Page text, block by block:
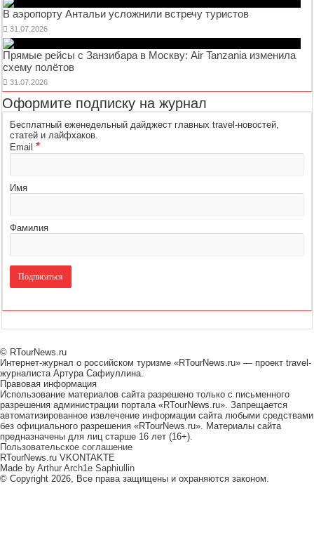
В аэропорту Антальи усложнили встречу туристов
31.07.2026
Прямые рейсы с Занзибара в Москву: Air Tanzania изменила
схему полётов
31.07.2026
Оформите подписку на журнал
Бесплатный еженедельный дайджест главных travel-новостей,
статей и лайфхаков.
Email*
Имя
Фамилия
© RTourNews.ru
Интернет-журнал о российском туризме «RTourNews.ru» — проект travel-
журналиста Артура Сафиуллина.
Правовая информация
Использование материалов сайта разрешено только с письменного
разрешения администрации портала «RTourNews.ru». Запрещается
автоматизированное извлечение информации сайта любыми средствами
без официального разрешения «RTourNews.ru». Материалы сайта
предназначены для лиц старше 16 лет (16+).
Пользовательское соглашение
RTourNews.ru VKONTAKTE
Made by Arthur Arch1e Saphiullin
© Copyright 2026, Все права защищены и охраняются законом.